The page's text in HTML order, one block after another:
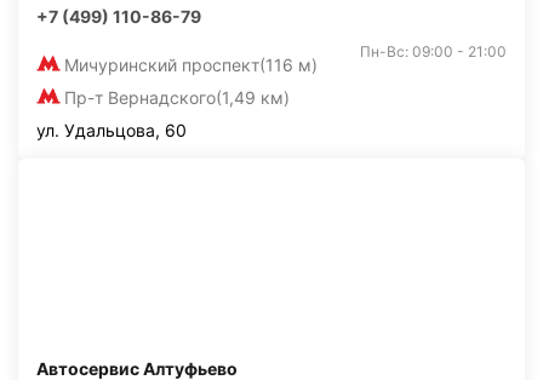
+7 (499) 110-86-79
Мичуринский проспект(116 м)
Пр-т Вернадского(1,49 км)
Пн-Вс: 09:00 - 21:00
ул. Удальцова, 60
Автосервис Алтуфьево